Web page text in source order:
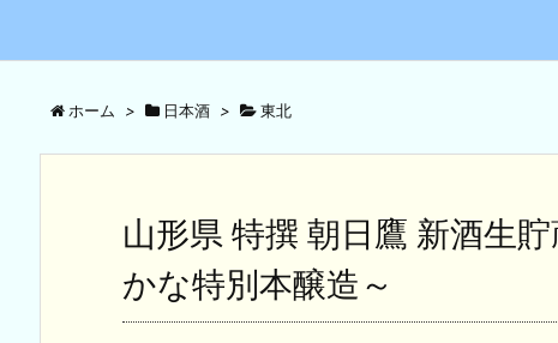
ホーム > 日本酒 > 東北
山形県 特撰 朝日鷹 新酒生
かな特別本醸造～